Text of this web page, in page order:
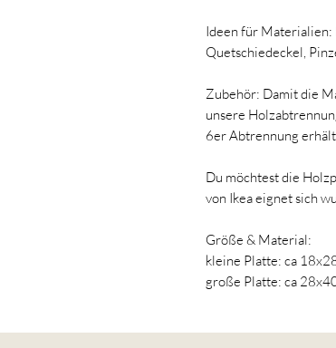
Ideen für Materialien:
Quetschiedeckel,
Zubehör: Damit die
unsere
6er Abtrennung
Du möchtest die
von Ikea eignet sich
Größe & Material:
kleine Platte: ca
große Platte: ca